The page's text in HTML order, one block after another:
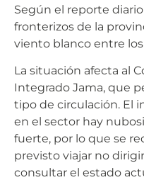
Según el reporte
fronterizos de la
viento blanco entre
La situación afecta al
Integrado Jama, que
tipo de circulación. El
en el sector hay
fuerte, por lo que se
previsto viajar no
consultar el estado